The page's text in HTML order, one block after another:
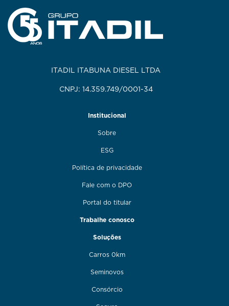
ITADIL ITABUNA DIESEL LTDA
CNPJ: 14.359.749/0001-34
Institucional
Sobre
ESG
Política de privacidade
Fale com o DPO
Portal do titular
Trabalhe conosco
Soluções
Carros 0km
Seminovos
Consórcio